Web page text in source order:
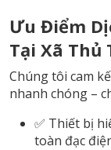
Ưu Điểm
Tại Xã
Chúng tôi cam
nhanh chóng –
✅ Thiết bị
toàn đạc